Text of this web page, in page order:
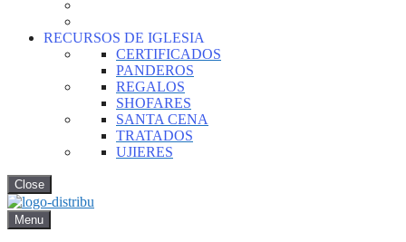
RECURSOS DE IGLESIA
CERTIFICADOS
PANDEROS
REGALOS
SHOFARES
SANTA CENA
TRATADOS
UJIERES
Close
Menu